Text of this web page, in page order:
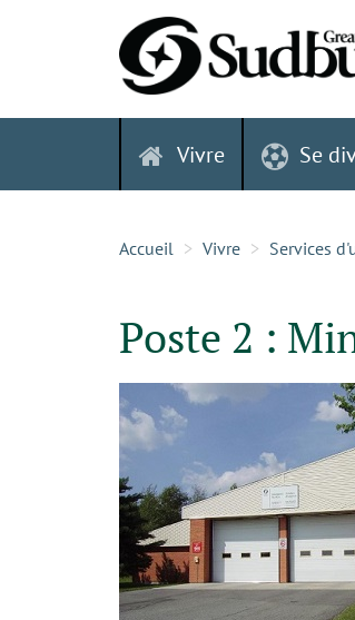
Vivre Se
Accueil Vivre Services
Poste 2 :